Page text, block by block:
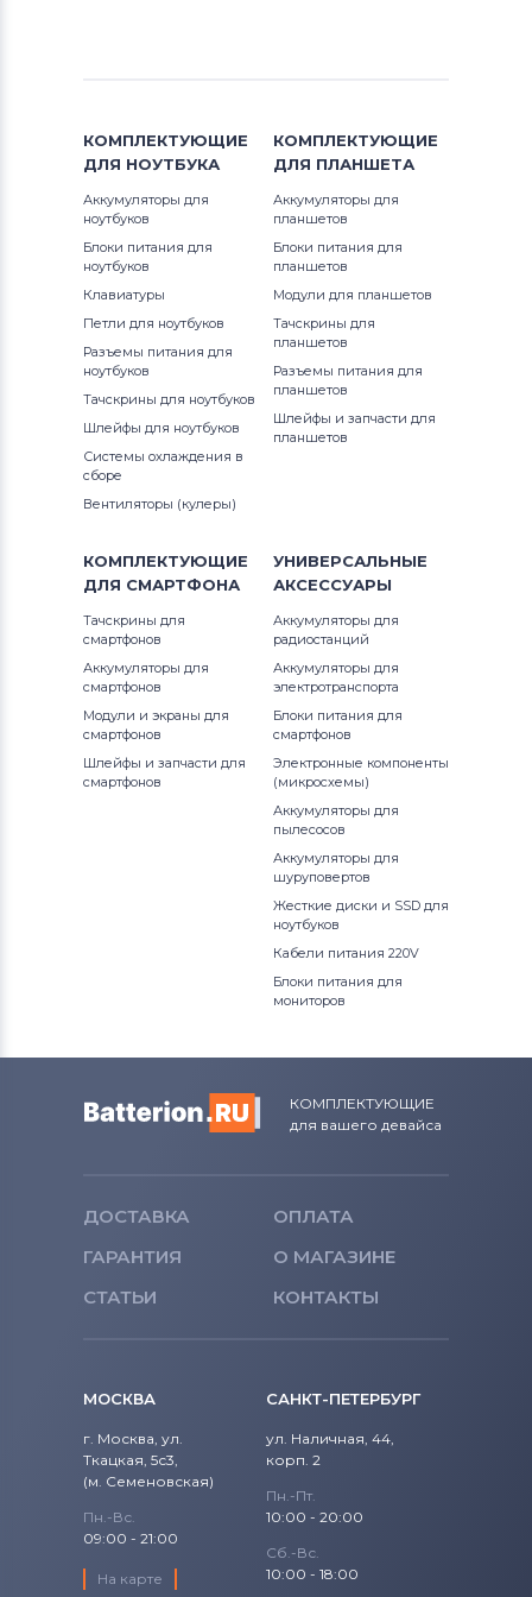
Аккумуляторы для ноутбуков
Gateway
Аккумуляторы для ноутбуков
Аккумуляторы для ноутбуков
Advent
Аккумуляторы для ноутбуковHP
Аккумуляторы для ноутбуков
Аккумуляторы для ноутбуков
Аккумуляторы для ноутбуков
Compaq
Аккумуляторы для ноутбуковHasee
Аккумуляторы для ноутбуковDell
Аккумуляторы для ноутбуковIBM
Аккумуляторы для ноутбуков
Аккумуляторы для ноутбуков
Аккумуляторы для ноутбуков
Fujitsu
Machenike
Аккумуляторы для ноутбуковClevo
Аккумуляторы для ноутбуков Sony
Fujitsu-Siemens
Аккумуляторы для ноутбуковNEC
Аккумуляторы для ноутбуков
Huawei
Аккумуляторы для ноутбуков
IdeaPad G Series
IdeaPad K Series
IdeaPad M Series
IdeaPad N Series
IdeaPad P Series
IdeaPad R Series
IdeaPad S Series
IdeaPad U Series
IdeaPad V Series
IdeaPad Y Series
IdeaPad Yoga Series
IdeaPad Z Series
smart Tab
Tab
Tab 7
ThinkBook Series
ThinkPad
ThinkPad A Series
3-17IML05
320-14AST
320-15ABR
320-15IAP
320S-13IKB
320S-13IKB (81AK0037GE)
320S-13IKB (81AK0038GE)
320S-13IKB (81AK0039GE)
320S-13IKB (81AK003AGE)
320S-13IKB (81AK0090GE)
330-14IKB
330-15ARR
330S-15ARR
330S-15IKB
5 Pro-14ACN6
5 Pro-14ITL6
КОМПЛЕКТУЮЩИЕ
ДЛЯ НОУТБУКА
Аккумуляторы для
ноутбуков
Блоки питания для
ноутбуков
Клавиатуры
Петли для ноутбуков
Разъемы питания для
ноутбуков
Тачскрины для ноутбуков
Шлейфы для ноутбуков
Системы охлаждения в
сборе
Вентиляторы (кулеры)
КОМПЛЕКТУЮЩИЕ
ДЛЯ ПЛАНШЕТА
Аккумуляторы для
планшетов
Блоки питания для
планшетов
Модули для планшетов
Тачскрины для
планшетов
Разъемы питания для
планшетов
Шлейфы и запчасти для
планшетов
КОМПЛЕКТУЮЩИЕ
ДЛЯ СМАРТФОНА
Тачскрины для
смартфонов
Аккумуляторы для
смартфонов
Модули и экраны для
смартфонов
Шлейфы и запчасти для
смартфонов
УНИВЕРСАЛЬНЫЕ
АКСЕССУАРЫ
Аккумуляторы для
радиостанций
Аккумуляторы для
электротранспорта
Блоки питания для
смартфонов
Электронные компоненты
(микросхемы)
Аккумуляторы для
пылесосов
Аккумуляторы для
шуруповертов
Жесткие диски и SSD для
ноутбуков
Кабели питания 220V
Блоки питания для
мониторов
КОМПЛЕКТУЮЩИЕ
для вашего девайса
ДОСТАВКА
ОПЛАТА
ГАРАНТИЯ
О МАГАЗИНЕ
СТАТЬИ
КОНТАКТЫ
МОСКВА
г. Москва, ул.
Ткацкая, 5с3,
(м. Семеновская)
Пн.-Вс.
09:00 - 21:00
На карте
САНКТ-ПЕТЕРБУРГ
ул. Наличная, 44,
корп. 2
Пн.-Пт.
10:00 - 20:00
Сб.-Вс.
10:00 - 18:00